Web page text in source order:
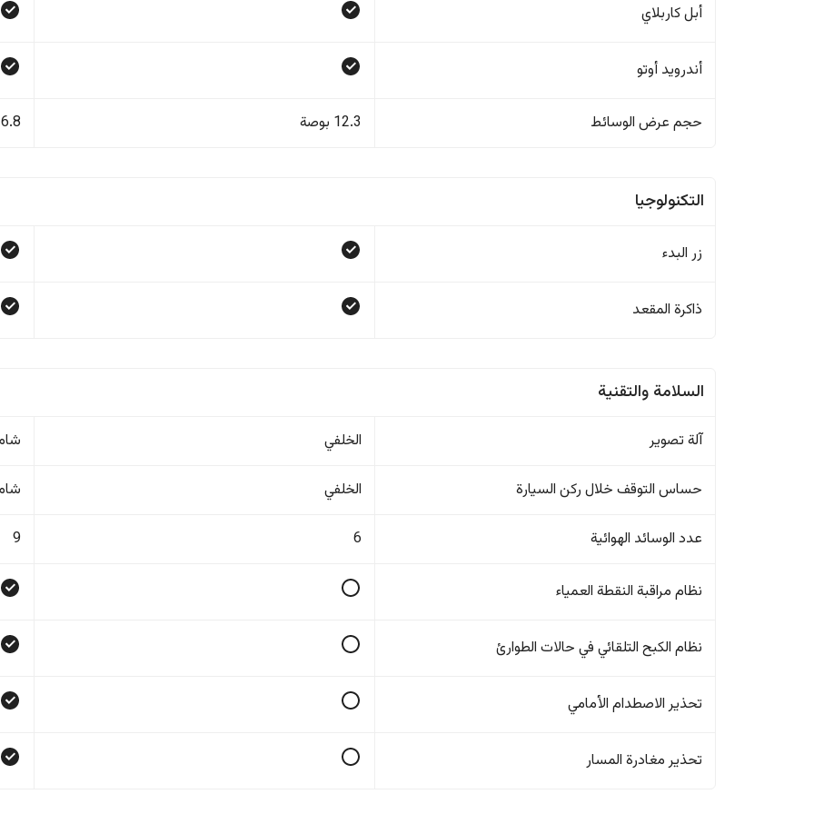
أبل كاربلاي
أندرويد أوتو
حجم عرض الوسائط 12.3 بوصة 16.8
التكنولوجيا
زر البدء
ذاكرة المقعد
السلامة والتقنية
آلة تصوير الخلفي
حساس التوقف خلال ركن السيارة الخلفي
عدد الوسائد الهوائية 6
9
نظام مراقبة النقطة العمياء
نظام الكبح التلقائي في حالات الطوارئ
تحذير الاصطدام الأمامي
تحذير مغادرة المسار